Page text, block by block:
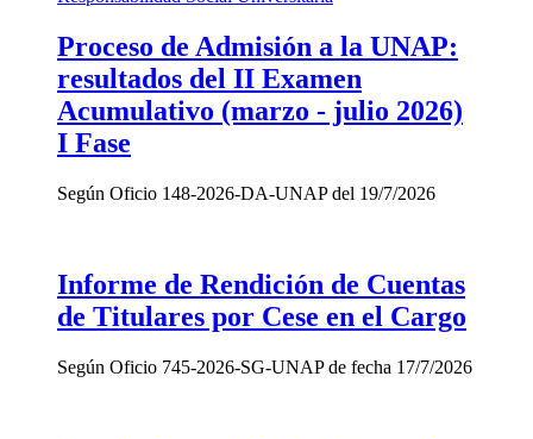
Proceso de Admisión a la UNAP:
resultados del II Examen
Acumulativo (marzo - julio 2026)
I Fase
Según Oficio 148-2026-DA-UNAP del 19/7/2026
Informe de Rendición de Cuentas
de Titulares por Cese en el Cargo
Según Oficio 745-2026-SG-UNAP de fecha 17/7/2026